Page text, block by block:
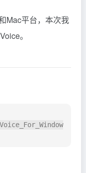
Mac平台，本次我
。